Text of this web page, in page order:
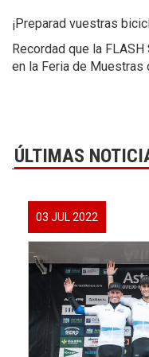
¡Preparad vuestras
Recordad que la
en la Feria de Muestras
ÚLTIMAS
03 JUL 2022